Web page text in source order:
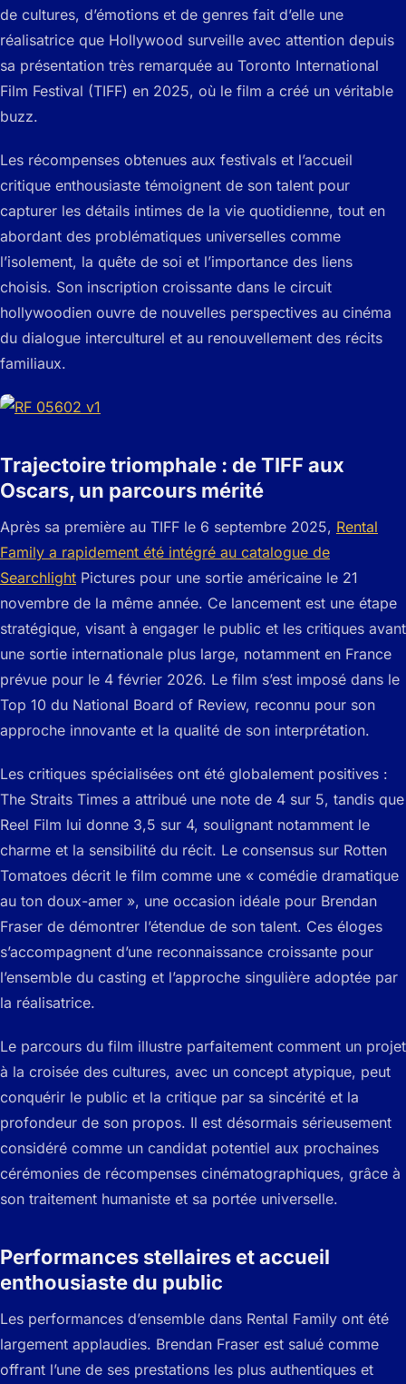
de cultures, d’émotions et de genres fait d’elle une
réalisatrice que Hollywood surveille avec attention depuis
sa présentation très remarquée au Toronto International
Film Festival (TIFF) en 2025, où le film a créé un véritable
buzz.
Les récompenses obtenues aux festivals et l’accueil
critique enthousiaste témoignent de son talent pour
capturer les détails intimes de la vie quotidienne, tout en
abordant des problématiques universelles comme
l’isolement, la quête de soi et l’importance des liens
choisis. Son inscription croissante dans le circuit
hollywoodien ouvre de nouvelles perspectives au cinéma
du dialogue interculturel et au renouvellement des récits
familiaux.
Trajectoire triomphale : de TIFF aux
Oscars, un parcours mérité
Après sa première au TIFF le 6 septembre 2025, Rental
Family a rapidement été intégré au catalogue de
Searchlight Pictures pour une sortie américaine le 21
novembre de la même année. Ce lancement est une étape
stratégique, visant à engager le public et les critiques avant
une sortie internationale plus large, notamment en France
prévue pour le 4 février 2026. Le film s’est imposé dans le
Top 10 du National Board of Review, reconnu pour son
approche innovante et la qualité de son interprétation.
Les critiques spécialisées ont été globalement positives :
The Straits Times a attribué une note de 4 sur 5, tandis que
Reel Film lui donne 3,5 sur 4, soulignant notamment le
charme et la sensibilité du récit. Le consensus sur Rotten
Tomatoes décrit le film comme une « comédie dramatique
au ton doux-amer », une occasion idéale pour Brendan
Fraser de démontrer l’étendue de son talent. Ces éloges
s’accompagnent d’une reconnaissance croissante pour
l’ensemble du casting et l’approche singulière adoptée par
la réalisatrice.
Le parcours du film illustre parfaitement comment un projet
à la croisée des cultures, avec un concept atypique, peut
conquérir le public et la critique par sa sincérité et la
profondeur de son propos. Il est désormais sérieusement
considéré comme un candidat potentiel aux prochaines
cérémonies de récompenses cinématographiques, grâce à
son traitement humaniste et sa portée universelle.
Performances stellaires et accueil
enthousiaste du public
Les performances d’ensemble dans Rental Family ont été
largement applaudies. Brendan Fraser est salué comme
offrant l’une de ses prestations les plus authentiques et